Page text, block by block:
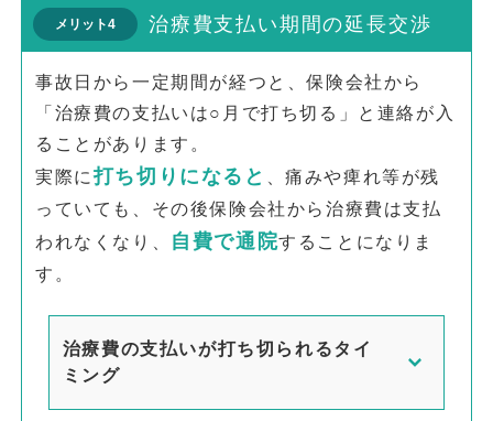
メリット4 治療費支払い期間の延長交渉
事故日から一定期間が経つと、保険会社から
「治療費の支払いは○月で打ち切る」と連絡が入
ることがあります。
実際に打ち切りになると
、痛みや痺れ等が残
っていても、その後保険会社から治療費は支払
われなくなり、
自費で通院することになりま
す。
治療費の支払いが打ち切られるタイ
ミング